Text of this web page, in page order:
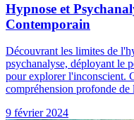
Hypnose et
Contemporain
Découvrant les limites de
psychanalyse, déployant le
pour explorer l'inconscient.
compréhension profonde
9 février 2024